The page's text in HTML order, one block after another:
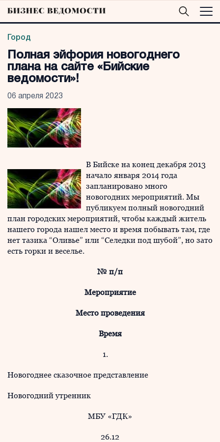
Город
Полная эйфория новогоднего
плана на сайте «Бийские
ведомости»!
06 апреля 2023
В Бийске на конец декабря 2013
начало января 2014 года
запланировано много
новогодних мероприятий. Мы
публикуем полный новогодний
план городских мероприятий, чтобы каждый житель
нашего города нашел место и время побывать там, где
нет тазика “Оливье” или “Селедки под шубой”, но зато
есть горки и веселье.
№ п/п
Мероприятие
Место проведения
Время
1.
Новогоднее сказочное представление
Новогодний утренник
МБУ «ГДК»
26.12